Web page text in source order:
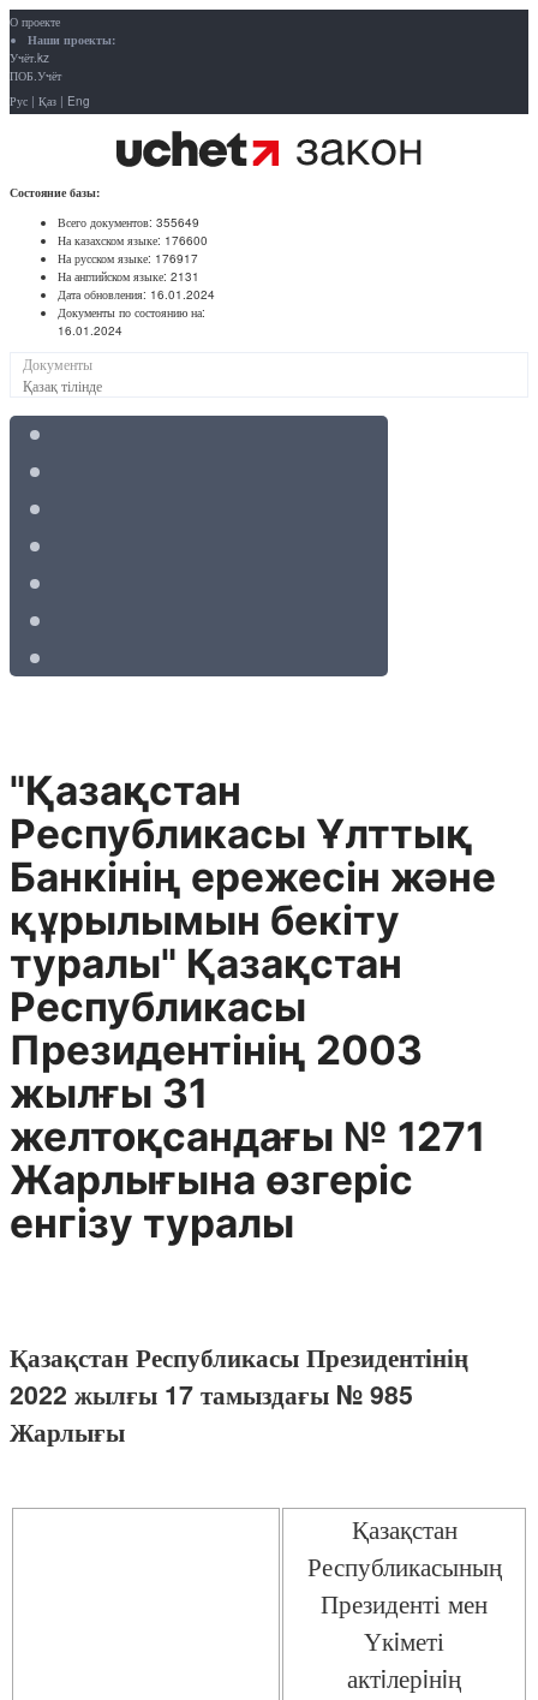
О проекте
Наши проекты:
Учёт.kz
ПОБ.Учёт
Рус | Қаз | Eng
Состояние базы:
Всего документов: 355649
На казахском языке: 176600
На русском языке: 176917
На английском языке: 2131
Дата обновления: 16.01.2024
Документы по состоянию на:
16.01.2024
Документы
Қазақ тілінде
"Қазақстан
Республикасы Ұлттық
Банкiнiң ережесiн және
құрылымын бекiту
туралы" Қазақстан
Республикасы
Президентінің 2003
жылғы 31
желтоқсандағы № 1271
Жарлығына өзгеріс
енгізу туралы
Қазақстан Республикасы Президентінің
2022 жылғы 17 тамыздағы № 985
Жарлығы
Қазақстан
Республикасының
Президенті мен
Үкiметі
актiлерiнiң